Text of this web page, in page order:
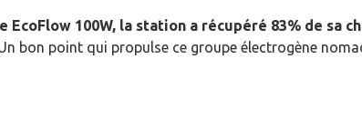
EcoFlow 100W, la station a récupéré 83% de sa
bon point qui propulse ce groupe électrogène